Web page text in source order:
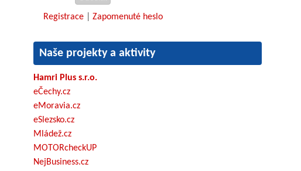
Registrace Zapomenuté heslo
Naše projekty a aktivity
Hamri Plus s.r.o.
eČechy.cz
eMoravia.cz
eSlezsko.cz
Mládež.cz
MOTORcheckUP
NejBusiness.cz